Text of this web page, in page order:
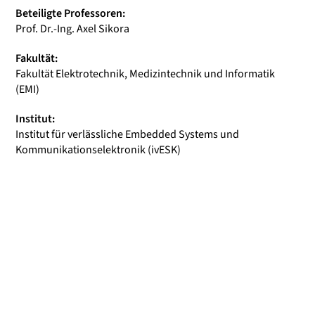
Beteiligte Professoren:
Prof. Dr.-Ing. Axel Sikora
Fakultät:
Fakultät Elektrotechnik, Medizintechnik und Informatik
(EMI)
Institut:
Institut für verlässliche Embedded Systems und
Kommunikationselektronik (ivESK)